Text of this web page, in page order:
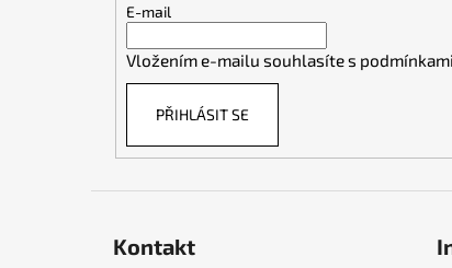
E-mail
Vložením e-mailu souhlasíte s
PŘIHLÁSIT SE
Kontakt